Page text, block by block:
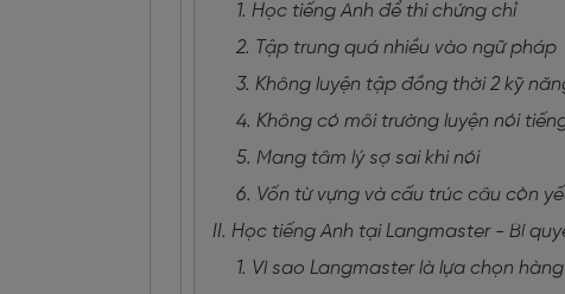
1. Học tiếng Anh để thi chứng chỉ
2. Tập trung quá nhiều vào ngữ pháp
3. Không luyện tập đồng thời 2 kỹ
4. Không có môi trường luyện nói
5. Mang tâm lý sợ sai khi nói
6. Vốn từ vựng và cấu trúc câu còn
II. Học tiếng Anh tại Langmaster - Bí
1. Vì sao Langmaster là lựa chọn